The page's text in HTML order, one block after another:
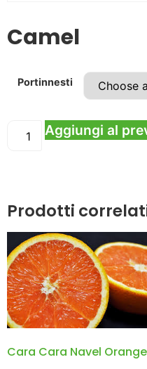
Camel
Portinnesti
Aggiungi al
Prodotti
Cara Cara Navel Orange